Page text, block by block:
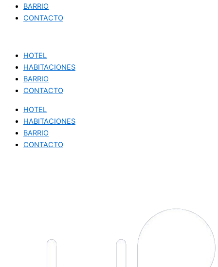
BARRIO
CONTACTO
HOTEL
HABITACIONES
BARRIO
CONTACTO
HOTEL
HABITACIONES
BARRIO
CONTACTO